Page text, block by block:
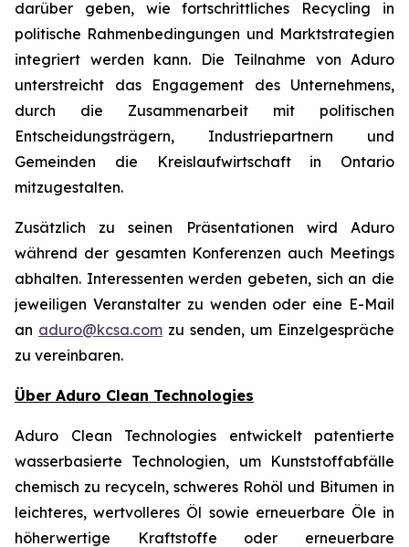
darüber geben, wie fortschrittliches Recycling in
politische Rahmenbedingungen und Marktstrategien
integriert werden kann. Die Teilnahme von Aduro
unterstreicht das Engagement des Unternehmens,
durch die Zusammenarbeit mit politischen
Entscheidungsträgern, Industriepartnern und
Gemeinden die Kreislaufwirtschaft in Ontario
mitzugestalten.
Zusätzlich zu seinen Präsentationen wird Aduro
während der gesamten Konferenzen auch Meetings
abhalten. Interessenten werden gebeten, sich an die
jeweiligen Veranstalter zu wenden oder eine E-Mail
an aduro@kcsa.com zu senden, um Einzelgespräche
zu vereinbaren.
Über Aduro Clean Technologies
Aduro Clean Technologies entwickelt patentierte
wasserbasierte Technologien, um Kunststoffabfälle
chemisch zu recyceln, schweres Rohöl und Bitumen in
leichteres, wertvolleres Öl sowie erneuerbare Öle in
höherwertige Kraftstoffe oder erneuerbare